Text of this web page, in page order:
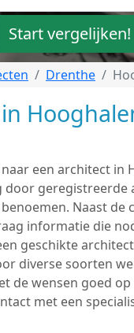
Start vergelijken!
Drenthe
een architect in
door geregistreerde
Naast de
informatie die
geschikte
diverse soorten
de wensen goed
met een